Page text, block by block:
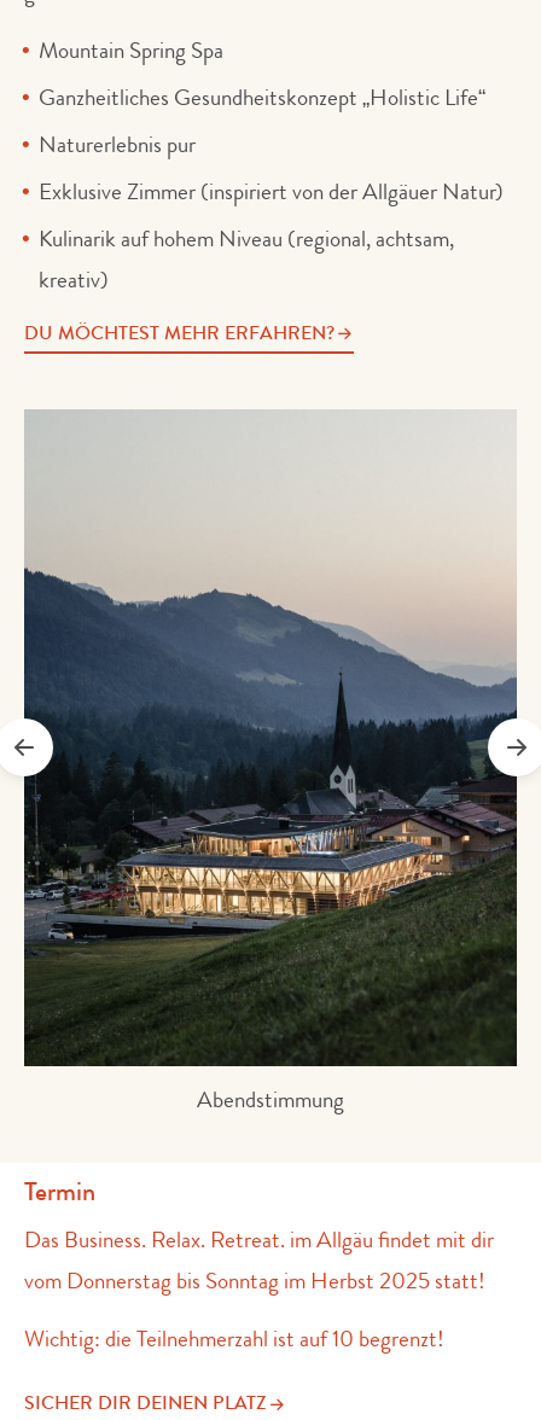
Mountain Spring Spa
Ganzheitliches Gesundheitskonzept „Holistic Life“
Naturerlebnis pur
Exklusive Zimmer (inspiriert von der Allgäuer Natur)
Kulinarik auf hohem Niveau (regional, achtsam,
kreativ)
DU MÖCHTEST MEHR ERFAHREN?
Previous Slide
Abendstimmung
Termin
Das Business. Relax. Retreat. im Allgäu findet mit dir
vom Donnerstag bis Sonntag im Herbst 2025 statt!
Wichtig: die Teilnehmerzahl ist auf 10 begrenzt!
SICHER DIR DEINEN PLATZ